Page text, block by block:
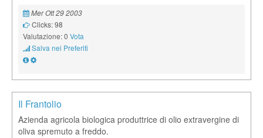
Mer Ott 29 2003
Clicks: 98
Valutazione: 0 Vota
Salva nei Preferiti
Il Frantolio
Azienda agricola biologica produttrice di olio extravergine di
oliva spremuto a freddo.